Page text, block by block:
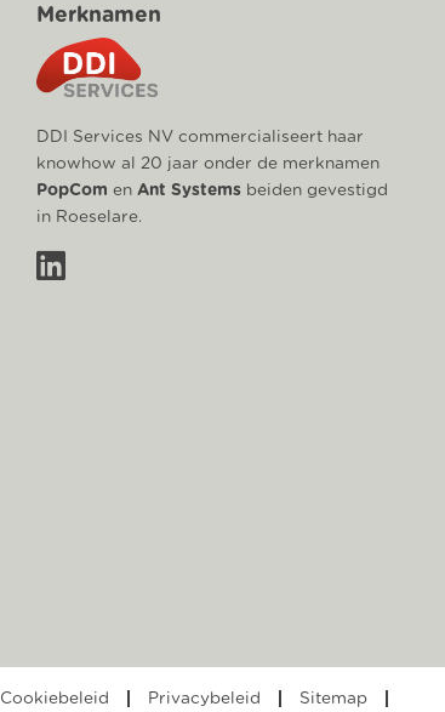
Merknamen
DDI Services NV commercialiseert haar
knowhow al 20 jaar onder de merknamen
PopCom en Ant Systems beiden gevestigd
in Roeselare.
Cookiebeleid Privacybeleid Sitemap